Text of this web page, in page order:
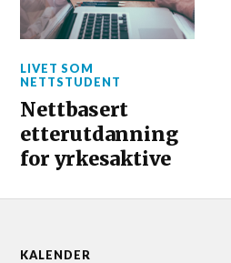
LIVET SOM
NETTSTUDENT
Nettbasert
etterutdanning
for yrkesaktive
KALENDER